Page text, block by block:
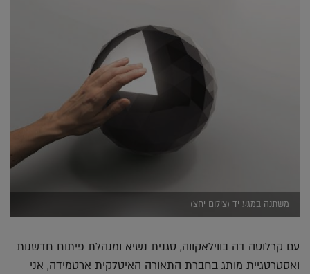
משתנה במגע יד (צילום יחצ)
עם קרלוטה דה בווילאקווה, סגנית נשיא ומנהלת פיתוח חדשנות
ואסטרטגיית מותג בחברת התאורה האיטלקית ארטמידה, אני